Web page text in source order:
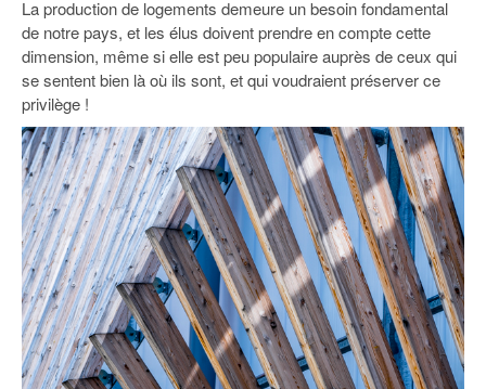
La production de logements demeure un besoin fondamental
de notre pays, et les élus doivent prendre en compte cette
dimension, même si elle est peu populaire auprès de ceux qui
se sentent bien là où ils sont, et qui voudraient préserver ce
privilège !